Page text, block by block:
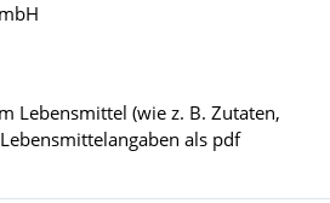
Lebensmittel (wie z. B. Zutaten,
als pdf